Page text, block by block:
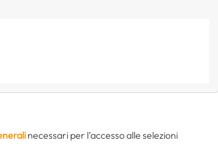
necessari per l’accesso alle selezioni